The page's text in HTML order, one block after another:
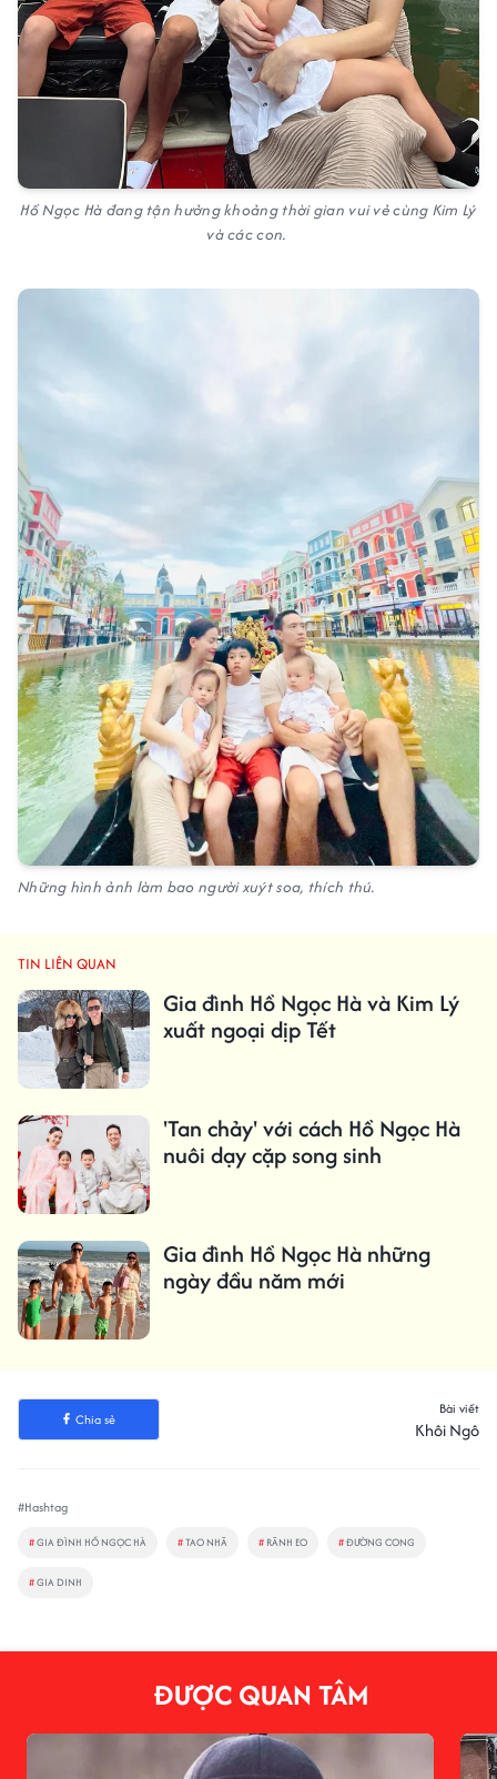
Hồ Ngọc Hà đang tận hưởng khoảng thời gian vui vẻ cùng Kim Lý
và các con.
Những hình ảnh làm bao người xuýt soa, thích thú.
TIN LIÊN QUAN
Gia đình Hồ Ngọc Hà và Kim Lý
xuất ngoại dịp Tết
'Tan chảy' với cách Hồ Ngọc Hà
nuôi dạy cặp song sinh
Gia đình Hồ Ngọc Hà những
ngày đầu năm mới
Chia sẻ
Bài viết
Khôi Ngô
#Hashtag
#GIA ĐÌNH HỒ NGỌC HÀ #TAO NHÃ # RÃNH EO #ĐƯỜNG CONG
#GIA DINH
ĐƯỢC QUAN TÂM